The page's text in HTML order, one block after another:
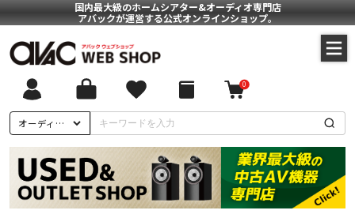
国内最大級のホームシアター&オーディオ専門店
アバックが運営する公式オンラインショップ。
オーディオケーブル
0
いて
基づく表記
リシー